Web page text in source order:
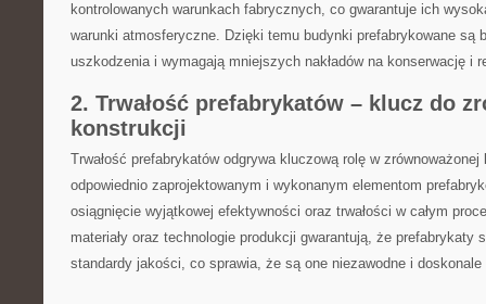
kontrolowanych warunkach fabrycznych, co gwarantuje​ ich
warunki atmosferyczne. Dzięki ‍temu budynki prefabrykowane są
uszkodzenia i wymagają mniejszych nakładów na ​konserwację i
2. Trwałość prefabrykatów – klucz do
konstrukcji
Trwałość prefabrykatów odgrywa kluczową​ rolę ​w
odpowiednio zaprojektowanym ​i wykonanym elementom
osiągnięcie wyjątkowej efektywności⁤ oraz ⁤trwałości w całym‍
materiały oraz​ technologie produkcji⁢ gwarantują, że prefabrykaty
standardy jakości, co sprawia, ⁤że‍ są one‌ niezawodne i